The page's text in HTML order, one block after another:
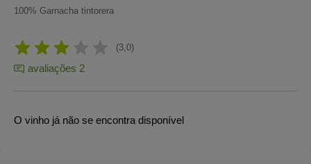
100% Garnacha tintorera
3,0
avaliações 2
O vinho já não se encontra disponível